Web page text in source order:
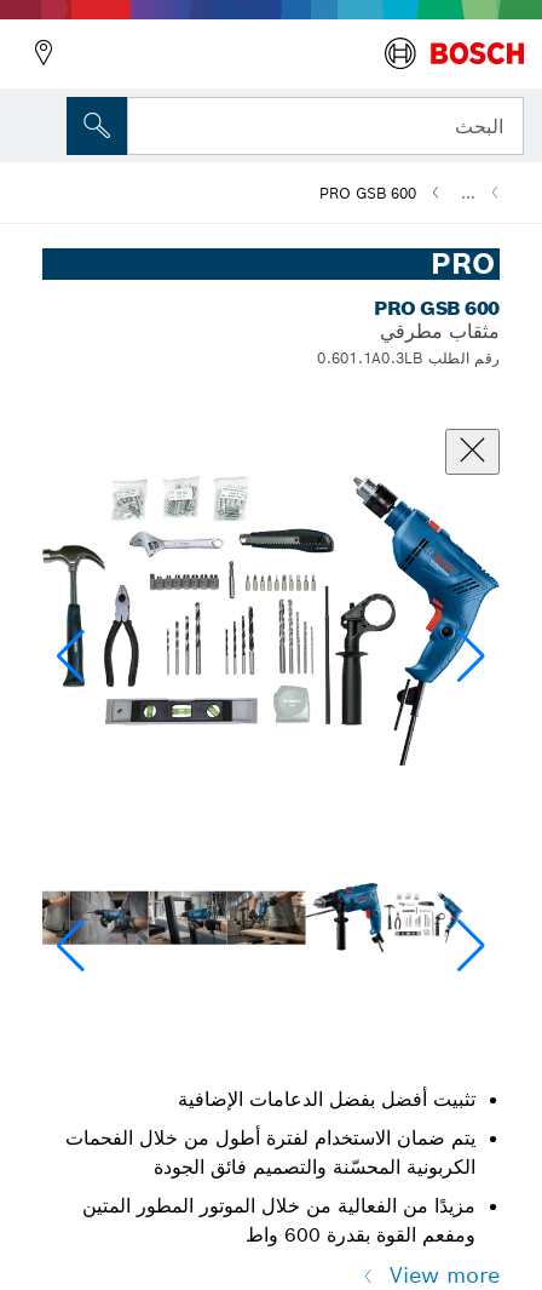
البحث
...
PRO GSB 600
PRO
PRO GSB 600
مثقاب مطرقي
رقم الطلب 0.601.1A0.3LB
تثبيت أفضل بفضل الدعامات الإضافية
يتم ضمان الاستخدام لفترة أطول من خلال الفحمات
الكربونية المحسّنة والتصميم فائق الجودة
مزيدًا من الفعالية من خلال الموتور المطور المتين
ومفعم القوة بقدرة 600 واط
View more